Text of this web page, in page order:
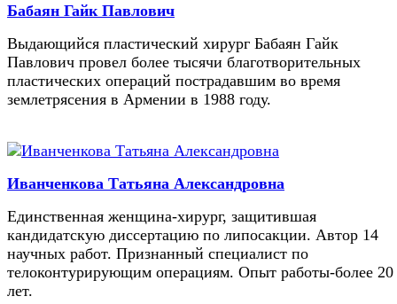
Бабаян Гайк Павлович
Выдающийся пластический хирург Бабаян Гайк
Павлович провел более тысячи благотворительных
пластических операций пострадавшим во время
землетрясения в Армении в 1988 году.
Иванченкова Татьяна Александровна
Единственная женщина-хирург, защитившая
кандидатскую диссертацию по липосакции. Автор 14
научных работ. Признанный специалист по
телоконтурирующим операциям. Опыт работы-более 20
лет.